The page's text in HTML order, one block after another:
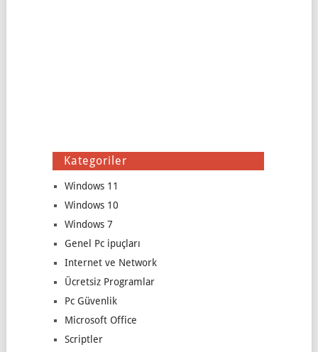
Kategoriler
Windows 11
Windows 10
Windows 7
Genel Pc ipuçları
Internet ve Network
Ücretsiz Programlar
Pc Güvenlik
Microsoft Office
Scriptler